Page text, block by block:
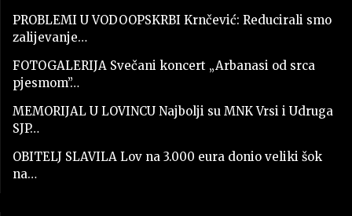
PROBLEMI U VODOOPSKRBI Krnčević: Reducirali smo
zalijevanje…
FOTOGALERIJA Svečani koncert „Arbanasi od srca
pjesmom”…
MEMORIJAL U LOVINCU Najbolji su MNK Vrsi i Udruga
SJP…
OBITELJ SLAVILA Lov na 3.000 eura donio veliki šok
na…